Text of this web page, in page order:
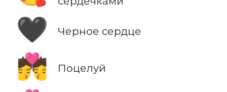
🖤 Черное сердце
💏 Поцелуй